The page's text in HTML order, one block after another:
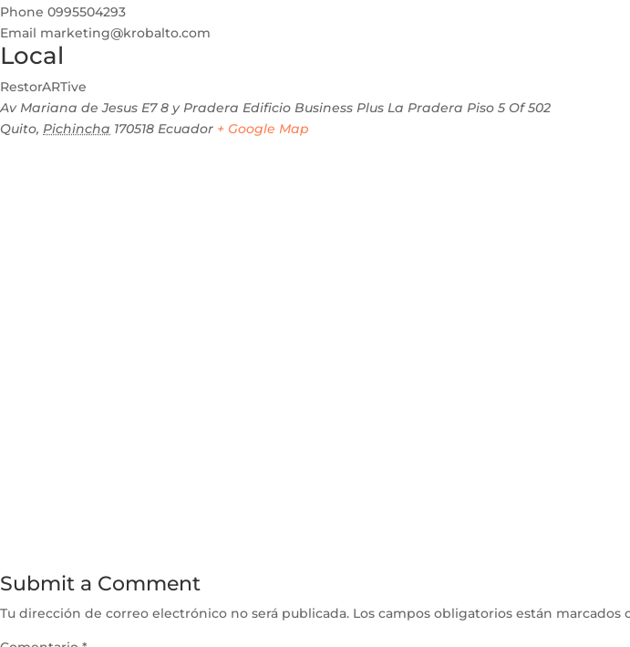
Phone 0995504293
Email marketing@krobalto.com
Local
RestorARTive
Av Mariana de Jesus E7 8 y Pradera Edificio Business Plus La Pradera Piso 5 Of 502
Quito, Pichincha 170518 Ecuador + Google Map
Submit a Comment
Tu dirección de correo electrónico no será publicada. Los campos obligatorios están marcados